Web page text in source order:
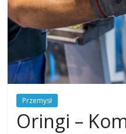
Przemysł
Oringi –